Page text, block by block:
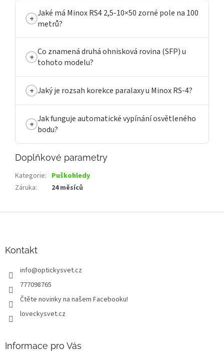
Jaké má Minox RS4 2,5-10×50 zorné pole na 100
metrů?
Co znamená druhá ohnisková rovina (SFP) u
tohoto modelu?
Jaký je rozsah korekce paralaxy u Minox RS-4?
Jak funguje automatické vypínání osvětleného
bodu?
Doplňkové parametry
Kategorie: Puškohledy
Záruka: 24 měsíců
Kontakt
info@optickysvet.cz
777098765
Čtěte novinky na našem Facebooku!
loveckysvet.cz
Informace pro Vás